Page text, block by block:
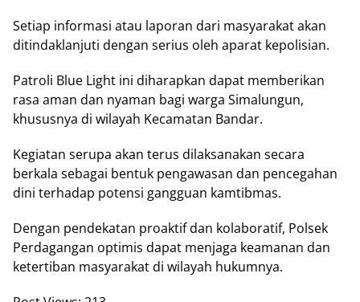
Setiap informasi atau laporan dari masyarakat akan
ditindaklanjuti dengan serius oleh aparat kepolisian.
Patroli Blue Light ini diharapkan dapat memberikan
rasa aman dan nyaman bagi warga Simalungun,
khususnya di wilayah Kecamatan Bandar.
Kegiatan serupa akan terus dilaksanakan secara
berkala sebagai bentuk pengawasan dan pencegahan
dini terhadap potensi gangguan kamtibmas.
Dengan pendekatan proaktif dan kolaboratif, Polsek
Perdagangan optimis dapat menjaga keamanan dan
ketertiban masyarakat di wilayah hukumnya.